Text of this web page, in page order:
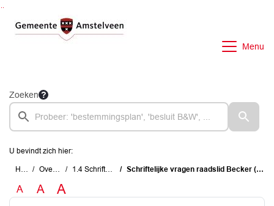
Menu
Zoeken
U bevindt zich hier:
Home Overzichten 1.4 Schriftelijke vragen Schriftelijke vragen raadslid Becker (Actief voor Amstelveen) over Zorgwekkende situatie Randwijck
A A A